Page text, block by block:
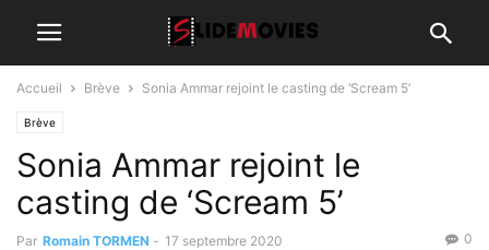
Accueil Brève Sonia Ammar rejoint le casting de ‘Scream 5’
Brève
Sonia Ammar rejoint le
casting de ‘Scream 5’
Par Romain TORMEN - 17 septembre 2020 0